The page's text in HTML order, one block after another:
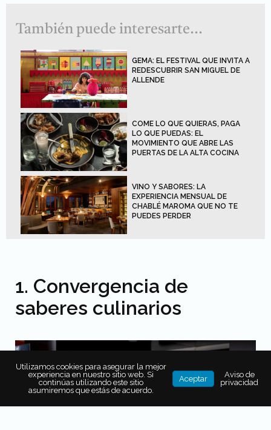
También puede interesarte...
GEMA: EL FESTIVAL QUE INVITA A
REDESCUBRIR SAN MIGUEL DE
ALLENDE
COME LO QUE QUIERAS, PAGA
LO QUE PUEDAS: EL
MOVIMIENTO QUE ABRE LAS
PUERTAS DE LA ALTA COCINA
VINO Y SABORES: LA
EXPERIENCIA MENSUAL DE
CHABLÉ MAROMA QUE NO TE
PUEDES PERDER
1. Convergencia de
saberes culinarios
Utilizamos cookies para asegurar la mejor
experiencia en nuestro sitio web. Si
continúas utilizando este sitio
asumiremos que estás de acuerdo.
Aceptar
Aviso de
privacidad